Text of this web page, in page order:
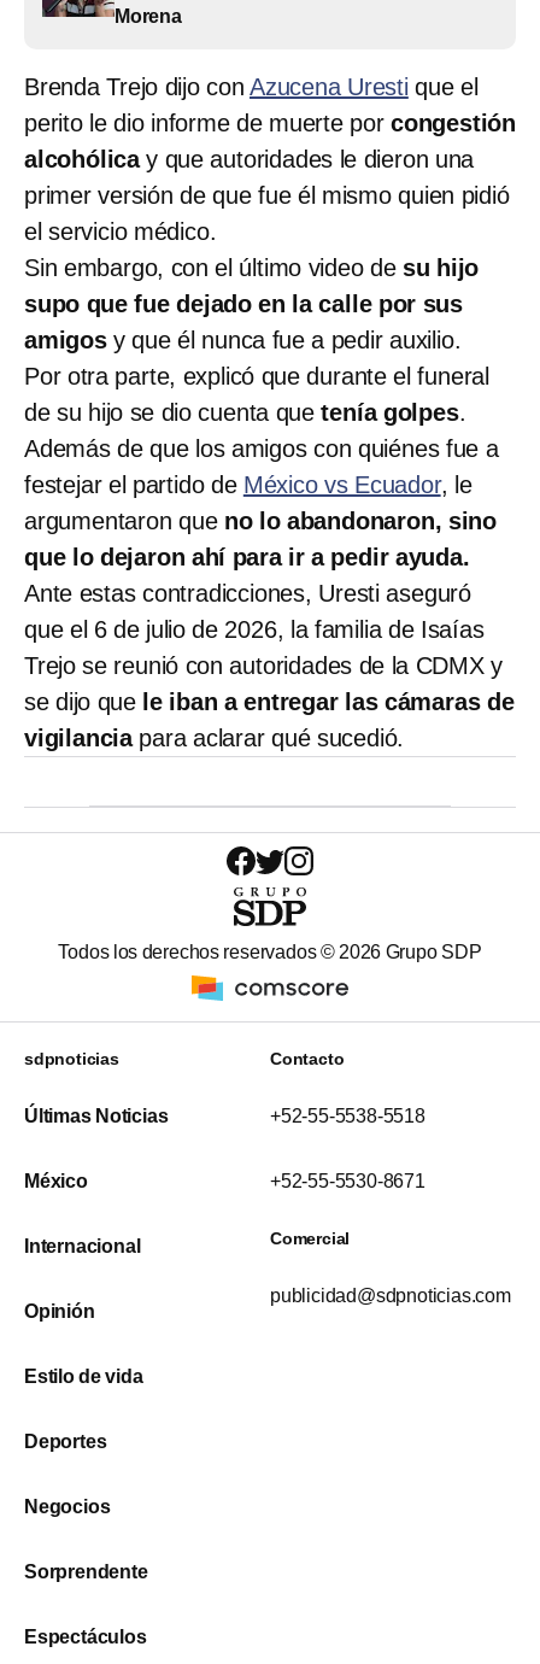
Morena
Brenda Trejo dijo conAzucena Uresti que el
perito le dio informe de muerte por congestión
alcohólicay que autoridades le dieron una
primer versión de que fue él mismo quien pidió
el servicio médico.
Sin embargo, con el último video de su hijo
supo que fue dejado en la calle por sus
amigosy que él nunca fue a pedir auxilio.
Por otra parte, explicó que durante el funeral
de su hijo se dio cuenta quetenía golpes.
Además de que los amigos con quiénes fue a
festejar el partido de México vs Ecuador, le
argumentaron que no lo abandonaron, sino
que lo dejaron ahí para ir a pedir ayuda.
Ante estas contradicciones, Uresti aseguró
que el 6 de julio de 2026, la familia de Isaías
Trejo se reunió con autoridades de la CDMX y
se dijo que le iban a entregar las cámaras de
vigilanciapara aclarar qué sucedió.
Todos los derechos reservados © 2026 Grupo SDP
sdpnoticias
Últimas Noticias
México
Internacional
Opinión
Estilo de vida
Deportes
Negocios
Sorprendente
Espectáculos
Contacto
+52-55-5538-5518
+52-55-5530-8671
Comercial
publicidad@sdpnoticias.com